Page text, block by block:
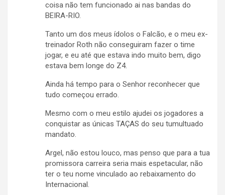
coisa não tem funcionado ai nas bandas do
BEIRA-RIO.
Tanto um dos meus ídolos o Falcão, e o meu ex-
treinador Roth não conseguiram fazer o time
jogar, e eu até que estava indo muito bem, digo
estava bem longe do Z4.
Ainda há tempo para o Senhor reconhecer que
tudo começou errado.
Mesmo com o meu estilo ajudei os jogadores a
conquistar as únicas TAÇAS do seu tumultuado
mandato.
Argel, não estou louco, mas penso que para a tua
promissora carreira seria mais espetacular, não
ter o teu nome vinculado ao rebaixamento do
Internacional.